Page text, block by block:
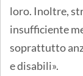
loro. Inoltre,
insufficiente
soprattutto
e disabili».